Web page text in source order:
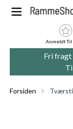
Skip to Content
Anmeldt
Fri fragt
Forsiden